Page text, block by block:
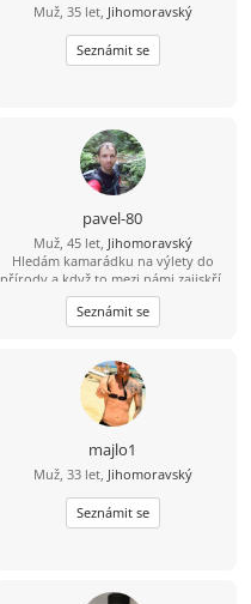
Muž, 35 let, Jihomoravský
Seznámit se
pavel-80
Muž, 45 let, Jihomoravský
Hledám kamarádku na výlety do
přírody a když to mezi námi zajiskří,
tak můžeme zkusit společnou cestu
životem.
Seznámit se
majlo1
Muž, 33 let, Jihomoravský
Seznámit se